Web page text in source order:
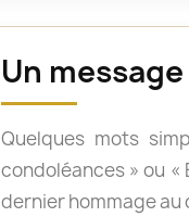
Un
Quelques mots
condoléances » ou
dernier hommage au